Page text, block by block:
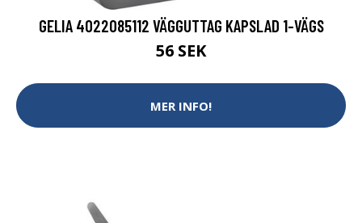
GELIA 4022085112 VÄGGUTTAG KAPSLAD 1-VÄGS
56 SEK
MER INFO!